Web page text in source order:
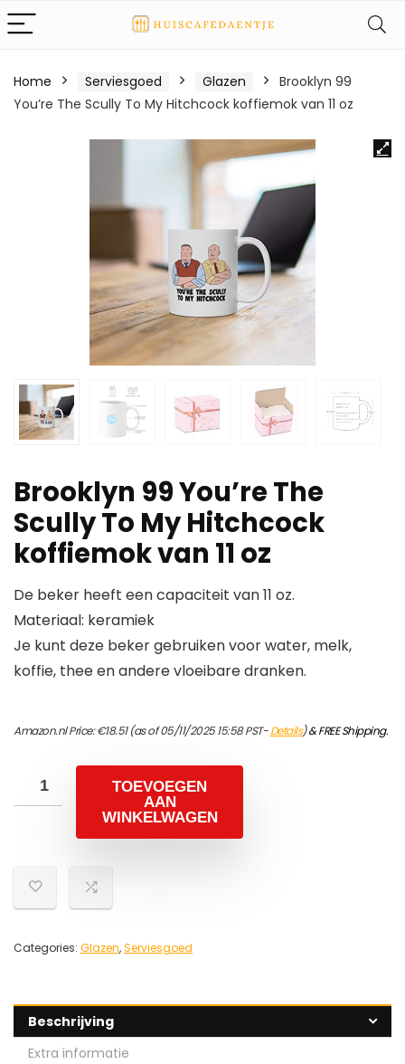
Home Serviesgoed Glazen
Brooklyn 99
You’re The Scully To My Hitchcock koffiemok van 11 oz
Brooklyn 99 You’re The
Scully To My Hitchcock
koffiemok van 11 oz
De beker heeft een capaciteit van 11 oz.
Materiaal: keramiek
Je kunt deze beker gebruiken voor water, melk,
koffie, thee en andere vloeibare dranken.
Amazon.nl Price:€18.51(as of 05/11/2025 15:58 PST-Details)&FREE Shipping.
TOEVOEGEN
AAN
WINKELWAGEN
Categories: Glazen,Serviesgoed
Beschrijving
Extra informatie